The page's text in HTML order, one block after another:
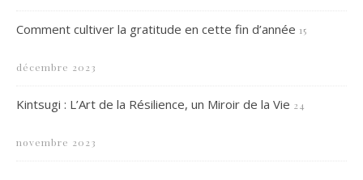
Comment cultiver la gratitude en cette fin d’année 15
décembre 2023
Kintsugi : L’Art de la Résilience, un Miroir de la Vie 24
novembre 2023